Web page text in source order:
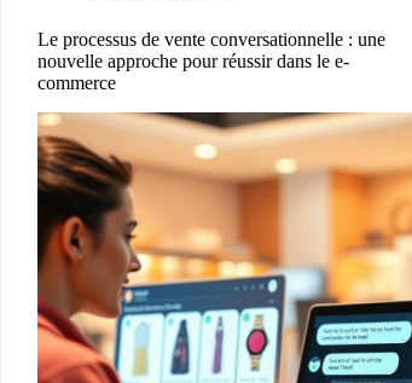
Le processus de vente conversationnelle : une
nouvelle approche pour réussir dans le e-
commerce